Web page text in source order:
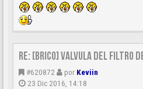
Re: [BRICO] Valvula del filtro
#620872 por Keviin
23 Dic 2016, 14:18